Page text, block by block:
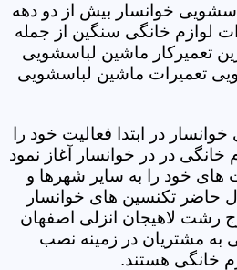
خوانسار بیش از دو دهه
لوازم خانگی سنگین از جمله
تعمیرکار ماشین لباسشویی
تعمیرات ماشین لباسشویی
در ابتدا فعالیت خود را
خانگی در در خوانسار آغاز نمود
های خود را به سایر شهرها و
حاضر تکنسین های خوانسار
رشت لاهیجان انزلی اصفهان
مشتریان در زمینه نصب
خانگی هستند.